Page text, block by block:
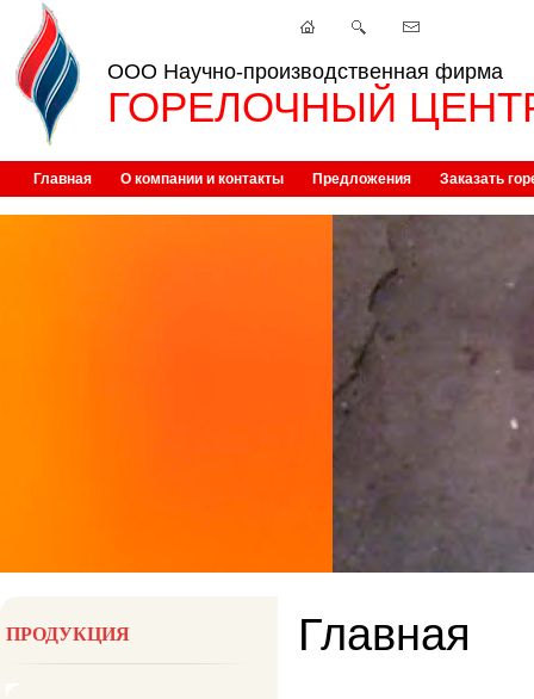
ООО Научно-производственная фирма
ГОРЕЛОЧНЫЙ
Главная О компании и контакты Предложения Заказать
ПРОДУКЦИЯ Главная